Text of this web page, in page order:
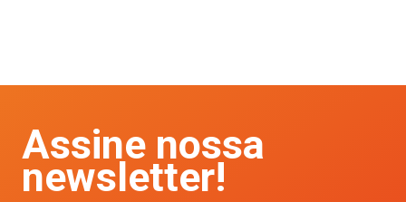
Assine nossa
newsletter!